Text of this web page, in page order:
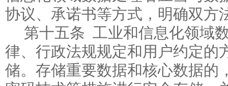
协议、承诺书等方式，明确双方
第十五条 工业和信息化领域
律、行政法规规定和用户约定的
储。存储重要数据和核心数据的